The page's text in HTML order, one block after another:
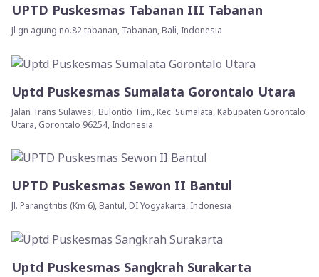
UPTD Puskesmas Tabanan III Tabanan
Jl gn agung no.82 tabanan, Tabanan, Bali, Indonesia
Uptd Puskesmas Sumalata Gorontalo Utara
Jalan Trans Sulawesi, Bulontio Tim., Kec. Sumalata, Kabupaten Gorontalo
Utara, Gorontalo 96254, Indonesia
UPTD Puskesmas Sewon II Bantul
Jl. Parangtritis (Km 6), Bantul, DI Yogyakarta, Indonesia
Uptd Puskesmas Sangkrah Surakarta